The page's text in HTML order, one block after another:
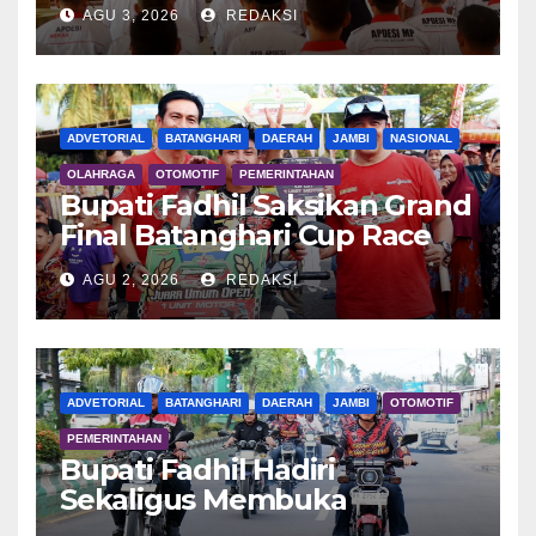
AGU 3, 2026 REDAKSI
ADVETORIAL BATANGHARI DAERAH JAMBI NASIONAL
OLAHRAGA OTOMOTIF PEMERINTAHAN
Bupati Fadhil Saksikan Grand
Final Batanghari Cup Race
2026
AGU 2, 2026 REDAKSI
ADVETORIAL BATANGHARI DAERAH JAMBI OTOMOTIF
PEMERINTAHAN
Bupati Fadhil Hadiri
Sekaligus Membuka